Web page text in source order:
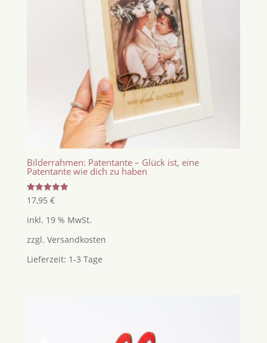
Bilderrahmen: Patentante – Glück ist, eine
Patentante wie dich zu haben
Bewertet
mit
von 5
17,95 €
inkl. 19 % MwSt.
zzgl. Versandkosten
Lieferzeit: 1-3 Tage